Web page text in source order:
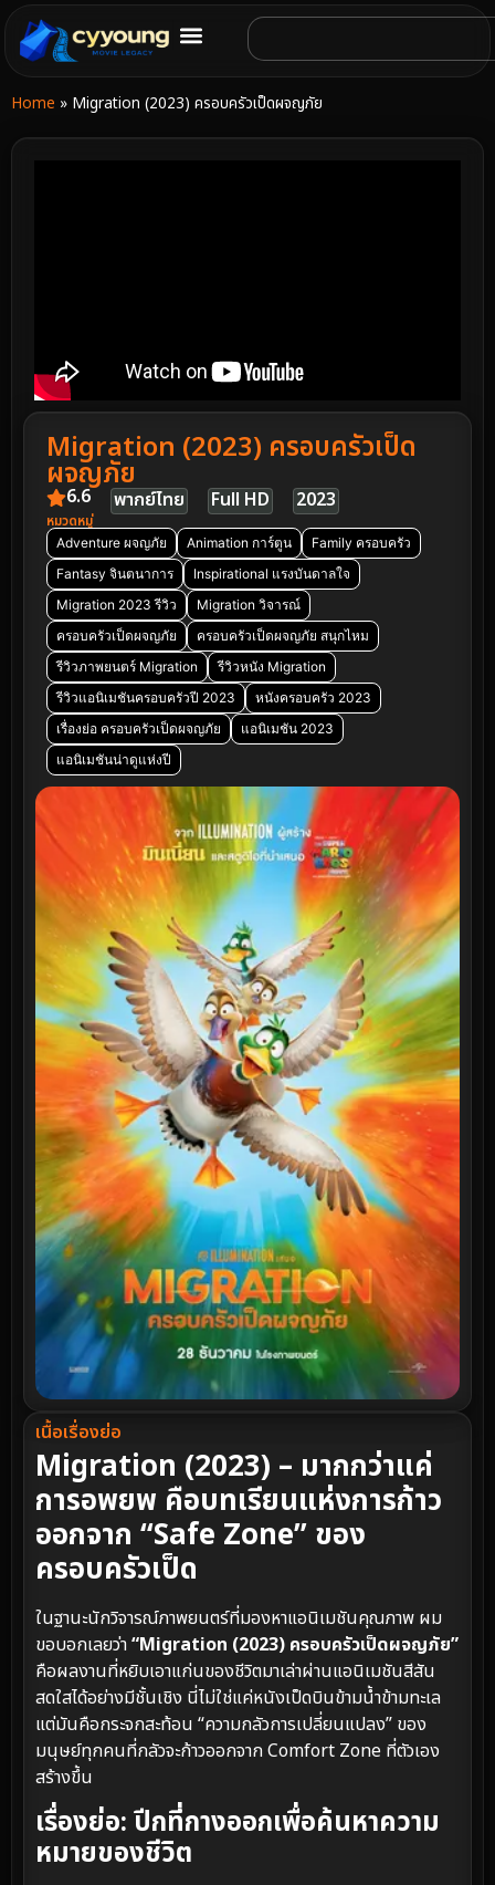
Home » Migration (2023) ครอบครัวเป็ดผจญภัย
Migration (2023) ครอบครัวเป็ด
ผจญภัย
6.6 พากย์ไทย Full HD 2023
หมวดหมู่
Adventure ผจญภัย Animation การ์ตูน
Family ครอบครัว
Fantasy จินตนาการ
Inspirational แรงบันดาลใจ
Migration 2023 รีวิว
Migration วิจารณ์
ครอบครัวเป็ดผจญภัย
ครอบครัวเป็ดผจญภัย สนุกไหม
รีวิวภาพยนตร์ Migration
รีวิวหนัง Migration
รีวิวแอนิเมชันครอบครัวปี 2023
หนังครอบครัว 2023
เรื่องย่อ ครอบครัวเป็ดผจญภัย
แอนิเมชัน 2023
แอนิเมชันน่าดูแห่งปี
เนื้อเรื่องย่อ
Migration (2023) – มากกว่าแค่
การอพยพ คือบทเรียนแห่งการก้าว
ออกจาก “Safe Zone” ของ
ครอบครัวเป็ด
ในฐานะนักวิจารณ์ภาพยนตร์ที่มองหาแอนิเมชันคุณภาพ ผม
ขอบอกเลยว่า“Migration (2023) ครอบครัวเป็ดผจญภัย”
คือผลงานที่หยิบเอาแก่นของชีวิตมาเล่าผ่านแอนิเมชันสีสัน
สดใสได้อย่างมีชั้นเชิง นี่ไม่ใช่แค่หนังเป็ดบินข้ามน้ำข้ามทะเล
แต่มันคือกระจกสะท้อน “ความกลัวการเปลี่ยนแปลง” ของ
มนุษย์ทุกคนที่กลัวจะก้าวออกจาก Comfort Zone ที่ตัวเอง
สร้างขึ้น
เรื่องย่อ: ปีกที่กางออกเพื่อค้นหาความ
หมายของชีวิต